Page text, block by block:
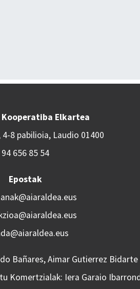
Elkartea
8 pabilioia, Laudio 01400
94 656 85 54
Epostak
Bañares, Aimar Gutierrez
Komertzialak: Iera Garaio